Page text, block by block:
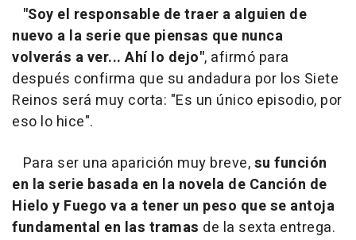
"Soy el responsable de traer a alguien de
nuevo a la serie que piensas que nunca
volverás a ver... Ahí lo dejo", afirmó para
después confirma que su andadura por los Siete
Reinos será muy corta: "Es un único episodio, por
eso lo hice".
Para ser una aparición muy breve,su función
en la serie basada en la novela de Canción de
Hielo y Fuego va a tener un peso que se antoja
fundamental en las tramas de la sexta entrega.